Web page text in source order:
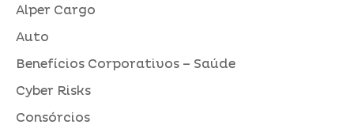
Alper Cargo
Auto
Benefícios Corporativos – Saúde
Cyber Risks
Consórcios